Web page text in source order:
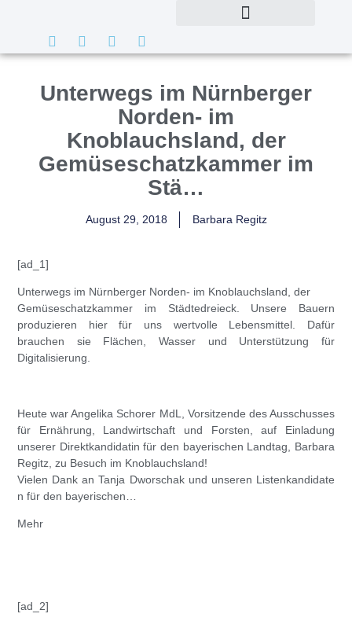
Unterwegs im Nürnberger
Norden- im
Knoblauchsland, der
Gemüseschatzkammer im
Stä…
August 29, 2018 Barbara Regitz
[ad_1]
Unterwegs im Nürnberger Norden- im Knoblauchsland, der
Gemüseschatzkammer im Städtedreieck. Unsere Bauern
produzieren hier für uns wertvolle Lebensmittel. Dafür
brauchen sie Flächen, Wasser und Unterstützung für
Digitalisierung
Heute warAngelika Schorer MdL, Vorsitzende des Ausschusses
für Ernährung, Landwirtschaft und Forsten, auf Einladung
unserer Direktkandidatin für den bayerischen Landtag, Barbara
Regitz , zu Besuch im Knoblauchsland!
Vielen Dank an Tanja Dworschak und unseren Listenkandidate
n für den bayerischen…
Mehr
[ad_2]